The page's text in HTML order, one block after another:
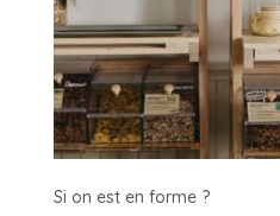
Si on est en forme ?